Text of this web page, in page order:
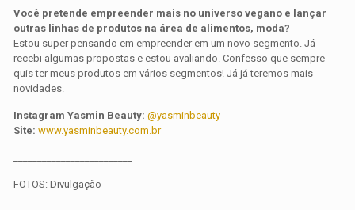
Você pretende empreender mais no universo vegano e lançar
outras linhas de produtos na área de alimentos, moda?
Estou super pensando em empreender em um novo segmento. Já
recebi algumas propostas e estou avaliando. Confesso que sempre
quis ter meus produtos em vários segmentos! Já já teremos mais
novidades.
Instagram Yasmin Beauty: @yasminbeauty
Site: www.yasminbeauty.com.br
FOTOS: Divulgação